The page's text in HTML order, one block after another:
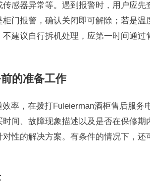
传感器异常等。遇到报警时，用户应
门报警，确认关闭即可解除；若是温
不建议自行拆机处理，应第一时间通
的准备工作
效率，在拨打Fuleierman酒柜售后服
间、故障现象描述以及是否在保修
对性的解决方案。有条件的情况下，